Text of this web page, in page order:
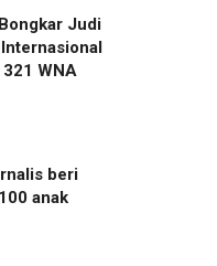
Judi
WNA
beri
anak